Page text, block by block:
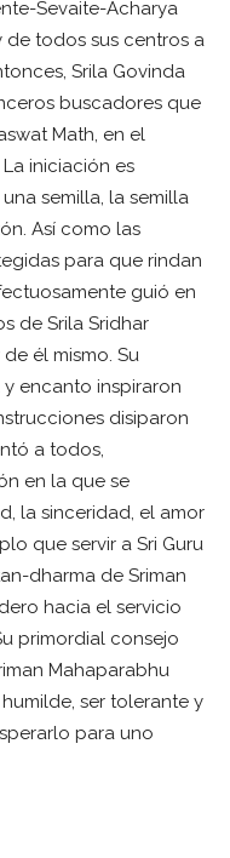
Sevaite-Acharya
de todos sus centros a
Srila Govinda
buscadores que
Math, en el
La iniciación es
semilla, la semilla
Así como las
para que rindan
guió en
de Srila Sridhar
de él mismo. Su
encanto inspiraron
disiparon
a todos,
en la que se
la sinceridad, el amor
que servir a Sri Guru
dharma de Sriman
hacia el servicio
primordial consejo
Mahaparabhu
ser tolerante y
para uno